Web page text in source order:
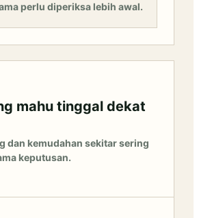
perlu diperiksa lebih awal.
mahu tinggal dekat
dan kemudahan sekitar sering
keputusan.